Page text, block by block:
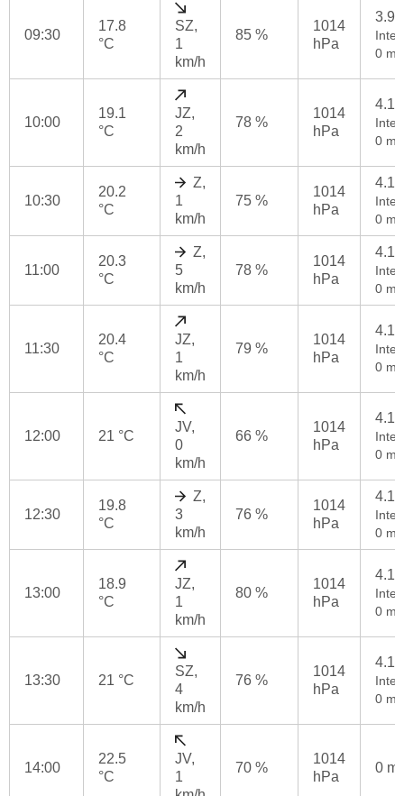
09:30
17.8
°C
SZ,
1
km/h
85 %
1014
hPa
3.9
0
10:00
19.1
°C
JZ,
2
km/h
78 %
1014
hPa
4.1
0
10:30
20.2
°C
Z,
1
km/h
75 %
1014
hPa
4.1
0
11:00
20.3
°C
Z,
5
km/h
78 %
1014
hPa
4.1
0
11:30
20.4
°C
JZ,
1
km/h
79 %
1014
hPa
4.1
0
12:00 21 °C
JV,
0
km/h
66 %
1014
hPa
4.1
0
12:30
19.8
°C
Z,
3
km/h
76 %
1014
hPa
4.1
0
13:00
18.9
°C
JZ,
1
km/h
80 %
1014
hPa
4.1
0
13:30 21 °C
SZ,
4
km/h
76 %
1014
hPa
4.1
0
14:00
22.5
°C
JV,
1
70 %
1014
hPa
0